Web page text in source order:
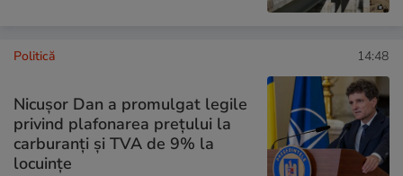
Politică 14:48
Nicușor Dan a promulgat legile
privind plafonarea prețului la
carburanți și TVA de 9% la
locuințe